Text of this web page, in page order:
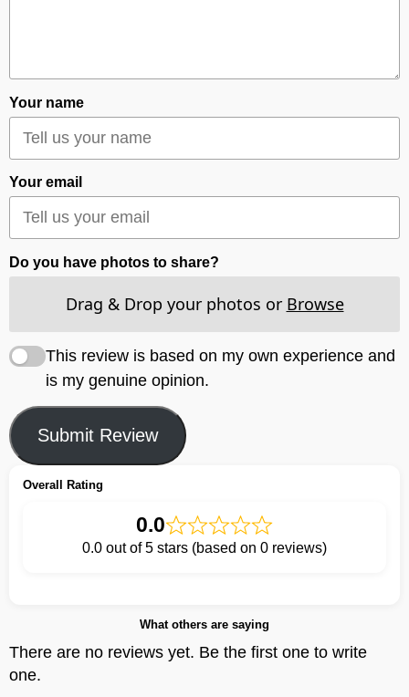
Your name
Your email
Do you have photos to share?
Drag & Drop your photos or Browse
This review is based on my own experience and
is my genuine opinion.
Submit Review
Overall Rating
0.0
0.0 out of 5 stars (based on 0 reviews)
What others are saying
There are no reviews yet. Be the first one to write
one.